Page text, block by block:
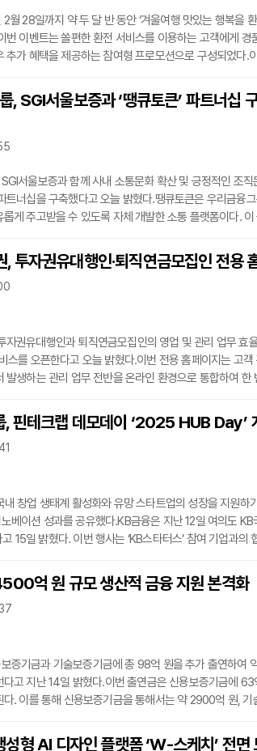
월 28일까지 약 두 달 반 동안 ‘겨울여행 맛있는 행복을
번 이벤트는 쏠편한 환전 서비스를 이용하는 고객에게 경
추가 혜택을 제공하는 참여형 프로모션으로 구성되었다.
객은 이벤트 페이지에서 참여하기 버튼을 누르면 응모할
추첨하여 교촌치킨 허니순살·콜라(100명), 버거킹 콰트로
, SGI서울보증과 ‘땡큐토큰’ 파트너십
서울보증과 함께 사내 소통문화 확산 및 긍정적인 조직
트너십을 구축했다고 오늘 밝혔다.땡큐토큰은 우리금융
롭게 주고받을 수 있도록 자체 개발한 소통 플랫폼이다.
500만 건 이상의 칭찬 메시지가 오가는 등 내부 소통 문
이번 플랫폼 도입을 통해 조직 내 칭찬 및 감사 문화를 확
, 투자권유대행인·퇴직연금모집인 전용
자권유대행인과 퇴직연금모집인의 영업 및 관리 업무 효
스를 오픈한다고 오늘 밝혔다.이번 전용 홈페이지는 고
발생하는 관리 업무 전반을 온라인 환경으로 통합하여 한
, 시간과 장소에 구애받지 않고 언제 어디서나 동일한 화
하는 각종 관리 업무를 현장에서 즉시 처리할 수 있어, 영
, 핀테크랩 데모데이 ‘2025 HUB Day’
내 창업 생태계 활성화와 유망 스타트업의 성장을 지원하
베이션 성과를 공유했다.KB금융은 지난 12일 여의도
15일 밝혔다. 이번 행사는 ‘KB스타터스’ 참여 기업과의
사업 협력 기회를 모색했다.이날 행사에는 양종희 KB금
로벌사업부문장, 윤법렬 KB인베스트먼트 대표를 비롯해
억 원 규모 생산적 금융 지원 본격화
증기금과 기술보증기금에 총 98억 원을 추가 출연하여
다고 지난 14일 밝혔다.이번 출연금은 신용보증기금에
다. 이를 통해 신용보증기금을 통해서는 약 2900억 원, 기
계획 중 하나다. 자금 조달에 어려움을 겪는 유망 신산업
성형 AI 디자인 플랫폼 ‘W-스케치’ 전면